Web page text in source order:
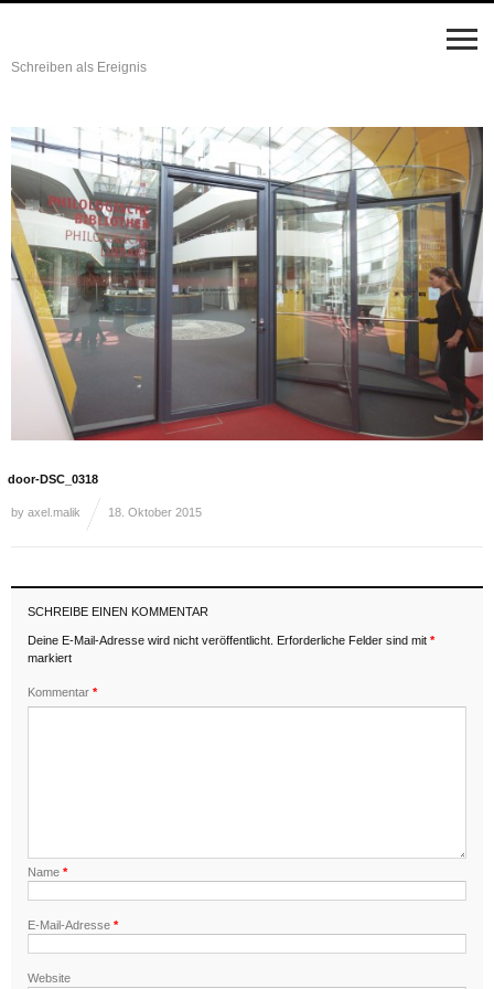
Schreiben als Ereignis
door-DSC_0318
by axel.malik 18. Oktober 2015
SCHREIBE EINEN KOMMENTAR
Deine E-Mail-Adresse wird nicht veröffentlicht. Erforderliche Felder sind mit *
markiert
Kommentar *
Name *
E-Mail-Adresse *
Website